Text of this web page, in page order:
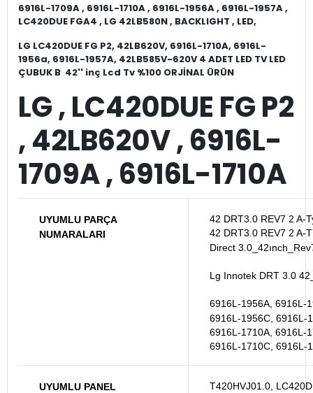
6916L-1709A , 6916L-1710A , 6916L-1956A , 6916L-1957A ,
LC420DUE FGA4 , LG 42LB580N , BACKLIGHT , LED,
LG LC420DUE FG P2, 42LB620V, 6916L-1710A, 6916L-
1956a, 6916L-1957A, 42LB585V-620V 4 ADET LED TV LED
ÇUBUK B 42'' inç Lcd Tv %100 ORJİNAL ÜRÜN
LG , LC420DUE FG P2
, 42LB620V , 6916L-
1709A , 6916L-1710A
UYUMLU PARÇA
NUMARALARI
42 DRT3.0 REV7 2 A-
42 DRT3.0 REV7 2 A-
Direct
Lg Innotek DRT 3.0
6916L-1956A, 6916L-
6916L-1956C, 6916L-
6916L-1710A, 6916L-
6916L-1710C, 6916L-
UYUMLU PANEL
T420HVJ01.0,